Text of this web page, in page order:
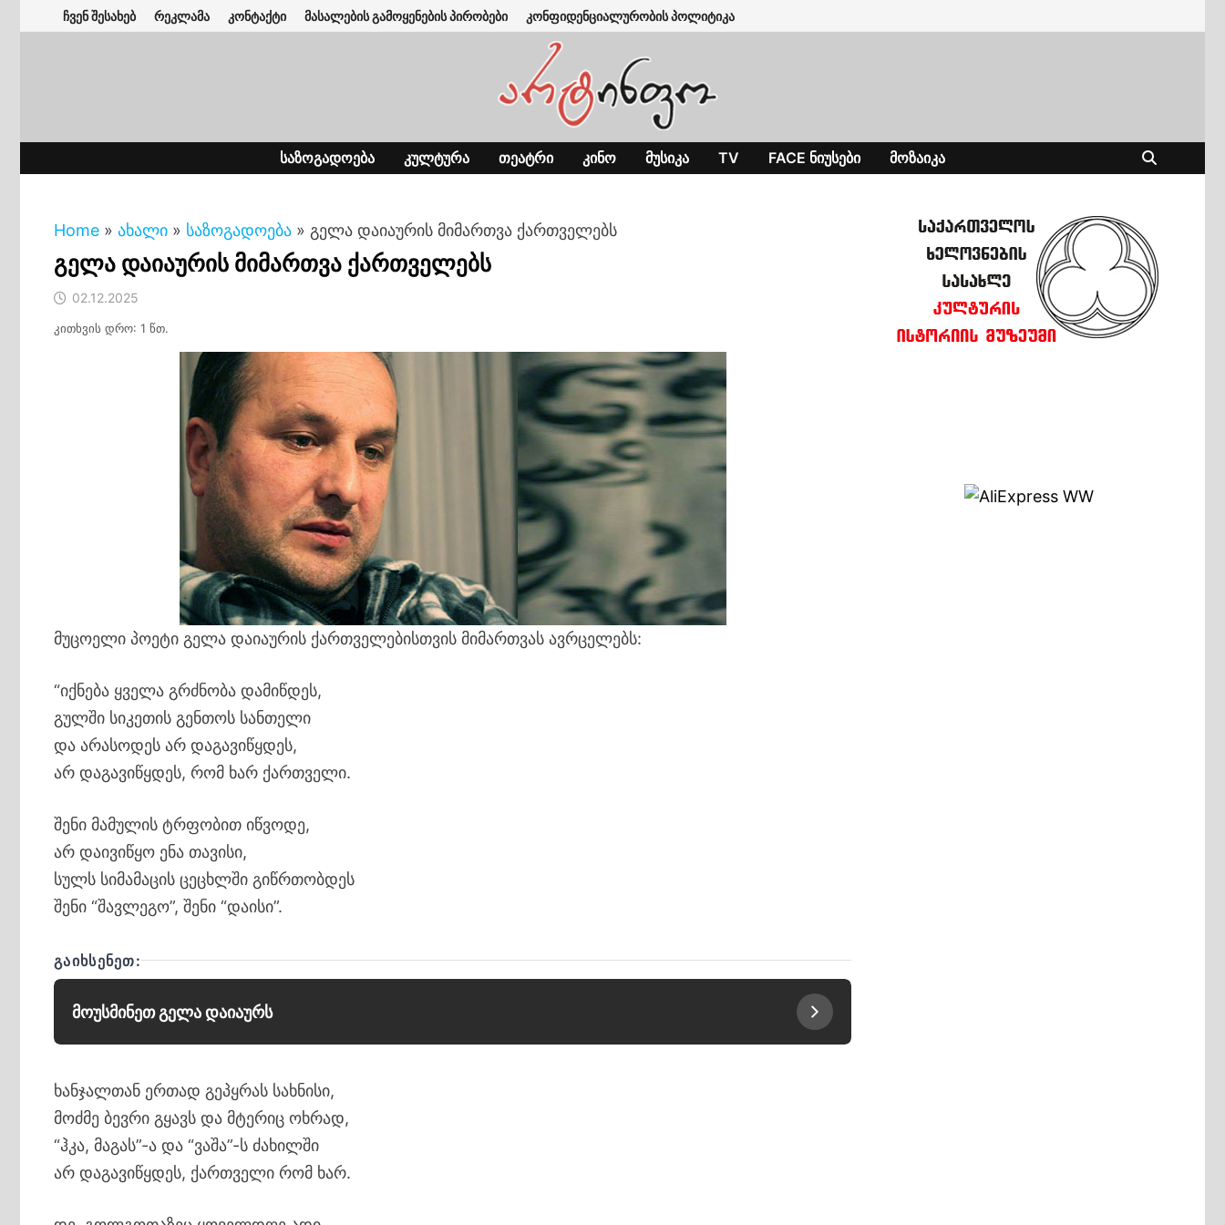
to
ჩვენ შესახებ რეკლამა კონტაქტი მასალების გამოყენების პირობები კონფიდენციალურობის პოლიტიკა
ᲡᲐᲖᲝᲒᲐᲓᲝᲔᲑᲐ ᲙᲣᲚᲢᲣᲠᲐ ᲗᲔᲐᲢᲠᲘ ᲙᲘᲜᲝ ᲛᲣᲡᲘᲙᲐ TV FACE ᲜᲘᲣᲡᲔᲑᲘ ᲛᲝᲖᲐᲘᲙᲐ
Home » ახალი » საზოგადოება » გელა დაიაურის მიმართვა ქართველებს
გელა დაიაურის მიმართვა ქართველებს
02.12.2025
კითხვის დრო: 1 წთ.
მუცოელი პოეტი გელა დაიაურის ქართველებისთვის მიმართვას ავრცელებს:
“იქნება ყველა გრძნობა დამიწდეს,
გულში სიკეთის გენთოს სანთელი
და არასოდეს არ დაგავიწყდეს,
არ დაგავიწყდეს, რომ ხარ ქართველი.
შენი მამულის ტრფობით იწვოდე,
არ დაივიწყო ენა თავისი,
სულს სიმამაცის ცეცხლში გიწრთობდეს
შენი “შავლეგო”, შენი “დაისი”.
ᲒᲐᲘᲮᲡᲔᲜᲔᲗ:
მოუსმინეთ გელა დაიაურს
ხანჯალთან ერთად გეპყრას სახნისი,
მოძმე ბევრი გყავს და მტერიც ოხრად,
“ჰკა, მაგას”-ა და “ვაშა”-ს ძახილში
არ დაგავიწყდეს, ქართველი რომ ხარ.